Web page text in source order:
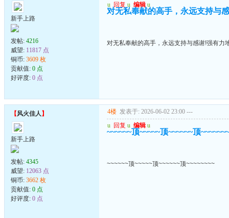
新手上路
发帖: 4216
威望: 11817 点
铜币: 3609 枚
贡献值: 0 点
好评度: 0 点
u 回复 u 编辑 u
对无私奉献的高手，永远支持与
对无私奉献的高手，永远支持与感谢!强有力
【风火佳人 】
新手上路
发帖: 4345
威望: 12063 点
铜币: 3662 枚
贡献值: 0 点
好评度: 0 点
4楼 发表于: 2026-06-02 23:00 ---
u 回复 u 编辑 u
~~~~~~顶~~~~~顶~~~~~~顶
~~~~~~顶~~~~~顶~~~~~~顶~~~~~~~~